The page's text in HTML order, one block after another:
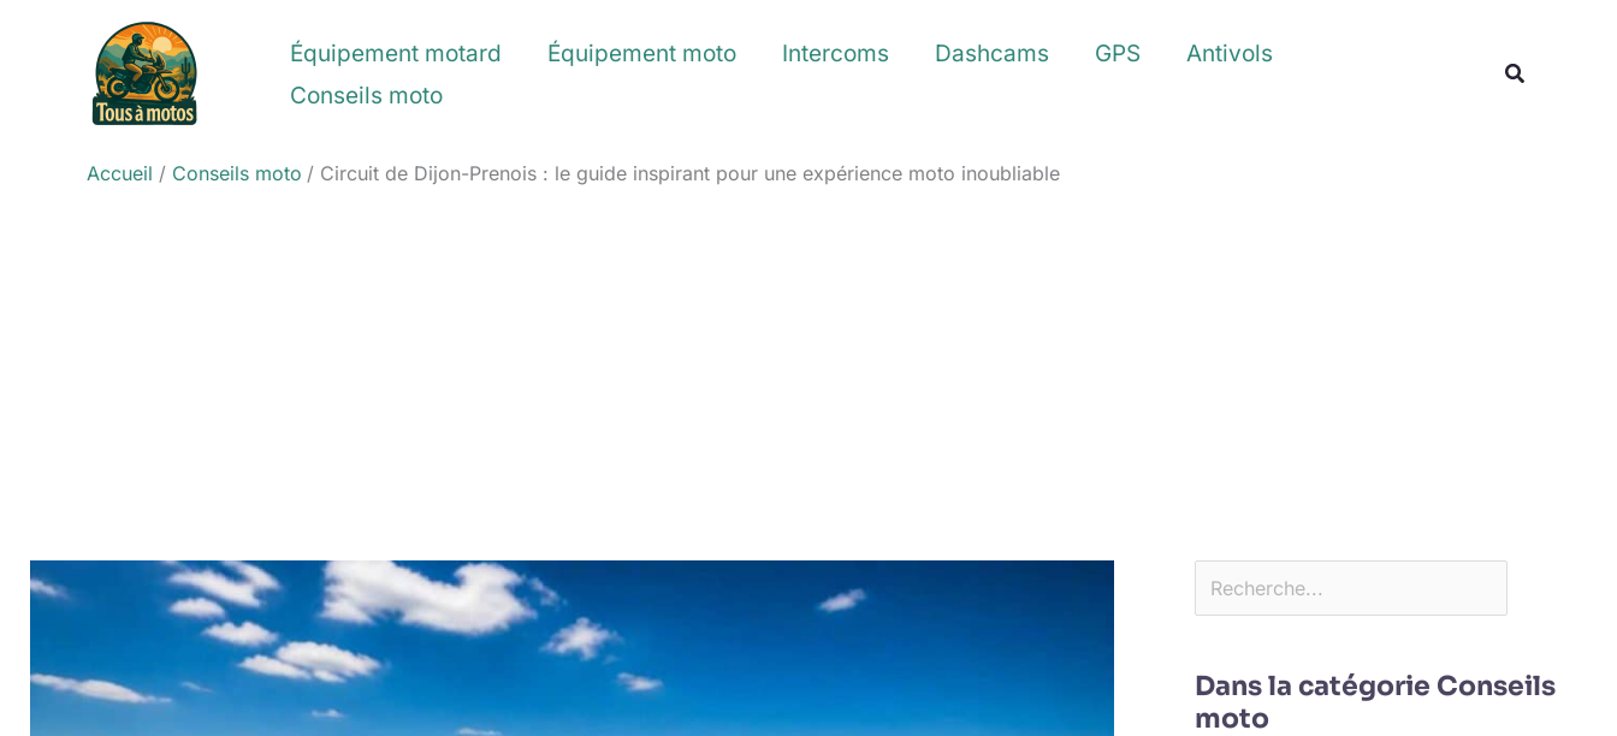
Équipement motard Équipement moto Intercoms Dashcams GPS
Antivols
Conseils moto
Accueil Conseils moto Circuit de Dijon-Prenois : le guide inspirant pour une expérience moto inoubliable
Dans la catégorie Conseils
moto